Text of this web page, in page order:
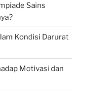
Sains
Kondisi Darurat
Motivasi dan